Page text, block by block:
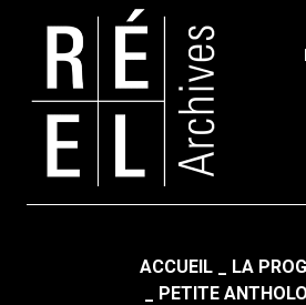
Fil d'ariane
ACCUEIL
LA
PETITE